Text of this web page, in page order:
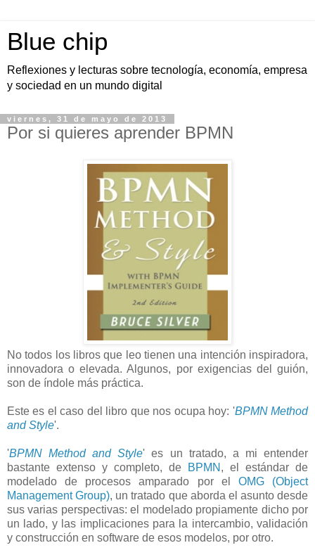
Blue chip
Reflexiones y lecturas sobre tecnología, economía, empresa
y sociedad en un mundo digital
viernes, 31 de mayo de 2013
Por si quieres aprender BPMN
No todos los libros que leo tienen una intención inspiradora,
innovadora o elevada. Algunos, por exigencias del guión,
son de índole más práctica.
Este es el caso del libro que nos ocupa hoy: 'BPMN Method
and Style'.
'BPMN Method and Style' es un tratado, a mi entender
bastante extenso y completo, de
BPMN , el estándar de
modelado de procesos amparado por el OMG (Object
Management Group), un tratado que aborda el asunto desde
sus varias perspectivas: el modelado propiamente dicho por
un lado, y las implicaciones para la intercambio, validación
y construcción en software de esos modelos, por otro.